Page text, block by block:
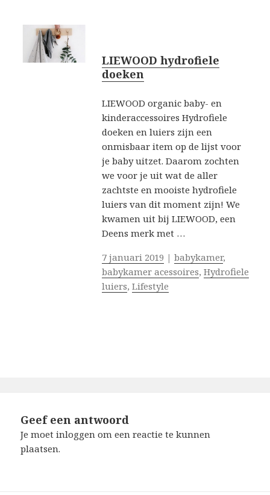
LIEWOOD hydrofiele
doeken
LIEWOOD organic baby- en
kinderaccessoires Hydrofiele
doeken en luiers zijn een
onmisbaar item op de lijst voor
je baby uitzet. Daarom zochten
we voor je uit wat de aller
zachtste en mooiste hydrofiele
luiers van dit moment zijn! We
kwamen uit bij LIEWOOD, een
Deens merk met …
7 januari 2019 | babykamer,
babykamer acessoires, Hydrofiele
luiers, Lifestyle
Geef een antwoord
Je moetinloggen om een reactie te kunnen
plaatsen.